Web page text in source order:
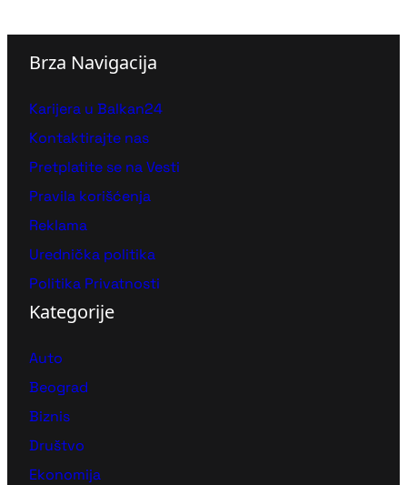
Brza Navigacija
Karijera u Balkan24
Kontaktirajte nas
Pretplatite se na Vesti
Pravila korišćenja
Reklama
Urednička politika
Politika Privatnosti
Kategorije
Auto
Beograd
Biznis
Društvo
Ekonomija